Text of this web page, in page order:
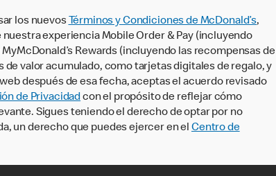
los nuevos Términos y Condiciones de McDonald’s,
experiencia Mobile Order & Pay (incluyendo
Rewards (incluyendo las recompensas de
valor acumulado, como tarjetas digitales de regalo, y
después de esa fecha, aceptas el acuerdo revisado
de Privacidadcon el propósito de reflejar cómo
Sigues teniendo el derecho de optar por no
un derecho que puedes ejercer en el Centro de